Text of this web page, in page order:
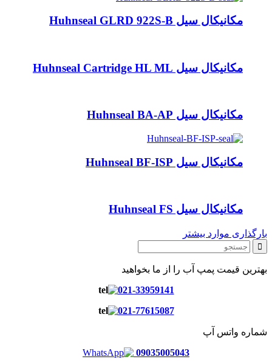
مکانیکال سیل Huhnseal GLRD 922S-B
مکانیکال سیل Huhnseal Cartridge HL ML
مکانیکال سیل Huhnseal BA-AP
مکانیکال سیل Huhnseal BF-ISP
مکانیکال سیل Huhnseal FS
بارگذاری موارد بیشتر
بهترین قیمت پمپ آب را از ما بخواهید
021-33959141
021-77615087
شماره واتس آپ
09035005043